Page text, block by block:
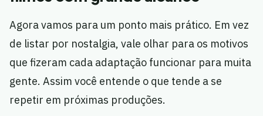
Agora vamos para um ponto mais prático. Em vez
de listar por nostalgia, vale olhar para os motivos
que fizeram cada adaptação funcionar para muita
gente. Assim você entende o que tende a se
repetir em próximas produções.